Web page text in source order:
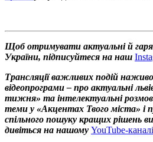
Щоб отримувати актуальні й
України, підписуйтеся на наш
Трансляції важливих подій
відеопрограми – про актуальні
тижня» та інтелектуальні
теми у «Акцентах Твого міста» і
спільного пошуку кращих рішень
дивіться на нашому YouTube-каналі